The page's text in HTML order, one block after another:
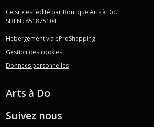
Ce site est édité par Boutique Arts à Do.
SIREN : 851875104
Hébergement via eProShopping
Gestion des cookies
Données personnelles
Arts à Do
Suivez nous